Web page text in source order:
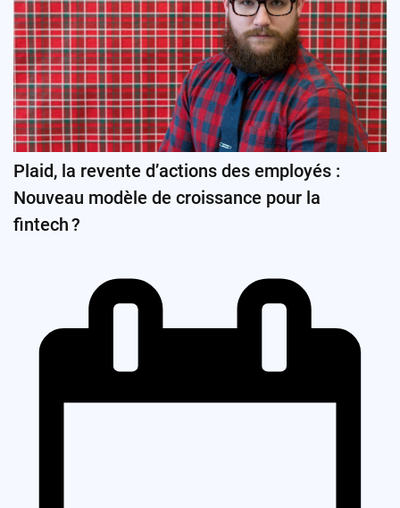
Plaid, la revente d’actions des employés :
Nouveau modèle de croissance pour la
fintech ?